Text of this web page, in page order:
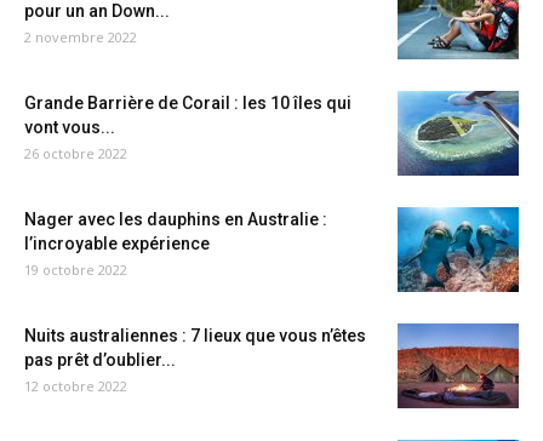
pour un an Down...
2 novembre 2022
Grande Barrière de Corail : les 10 îles qui
vont vous...
26 octobre 2022
Nager avec les dauphins en Australie :
l’incroyable expérience
19 octobre 2022
Nuits australiennes : 7 lieux que vous n’êtes
pas prêt d’oublier...
12 octobre 2022